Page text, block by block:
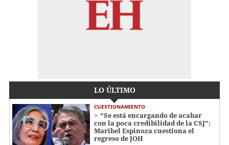
LO ÚLTIMO
CUESTIONAMIENTO
"Se está encargando de acabar
con la poca credibilidad de la CSJ":
Maribel Espinoza cuestiona el
regreso de JOH